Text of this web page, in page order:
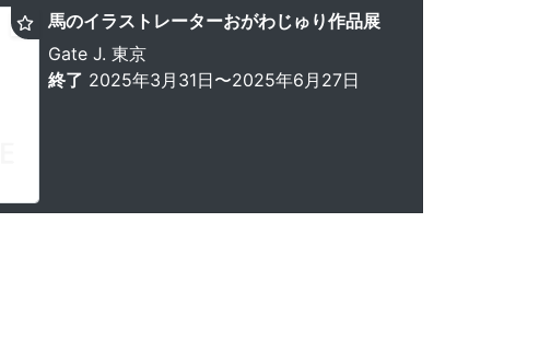
馬のイラストレーターおがわじゅり作品展
Gate J. 東京
終了 2025年3月31日〜2025年6月27日